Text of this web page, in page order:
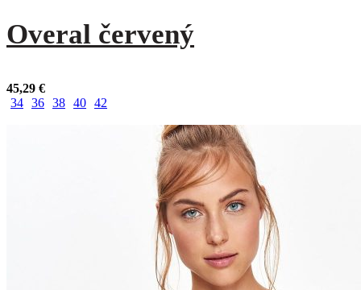
Overal červený
45,29 €
34 36 38 40 42